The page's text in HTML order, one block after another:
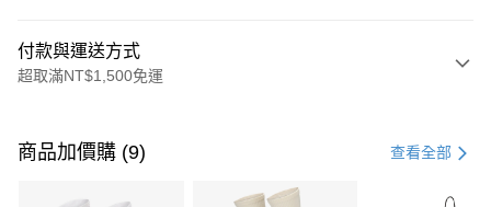
付款與運送方式
超取滿NT$1,500免運
信用卡一次付款
商品加價購 (9) 查看全部